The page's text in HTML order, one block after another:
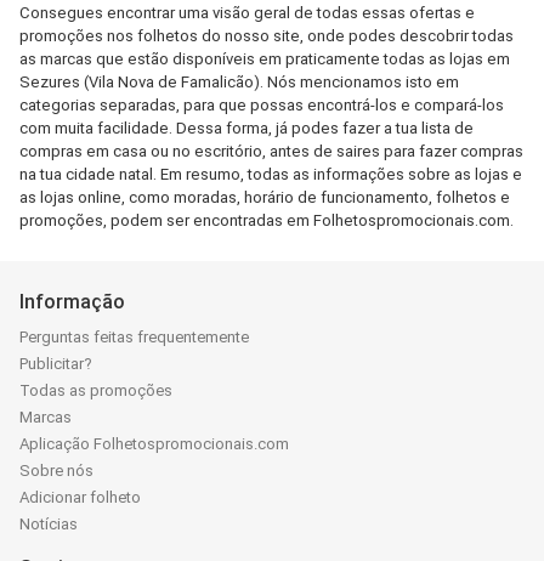
Consegues encontrar uma visão geral de todas essas ofertas e
promoções nos folhetos do nosso site, onde podes descobrir todas
as marcas que estão disponíveis em praticamente todas as lojas em
Sezures (Vila Nova de Famalicão). Nós mencionamos isto em
categorias separadas, para que possas encontrá-los e compará-los
com muita facilidade. Dessa forma, já podes fazer a tua lista de
compras em casa ou no escritório, antes de saires para fazer compras
na tua cidade natal. Em resumo, todas as informações sobre as lojas e
as lojas online, como moradas, horário de funcionamento, folhetos e
promoções, podem ser encontradas em Folhetospromocionais.com.
Informação
Perguntas feitas frequentemente
Publicitar?
Todas as promoções
Marcas
Aplicação Folhetospromocionais.com
Sobre nós
Adicionar folheto
Notícias